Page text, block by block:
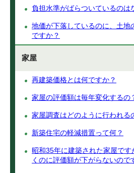
負担水準がばらついているのは
地価が下落しているのに、土地
ですか？
家屋
再建築価格とは何ですか？
家屋の評価額は毎年変化するの
家屋調査はどのように行われる
新築住宅の軽減措置って何？
昭和35年に建築された家屋で
くのに評価額が下がらないので